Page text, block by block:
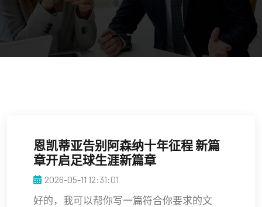
恩凯蒂亚告别阿森纳十年征程 新篇
章开启足球生涯新篇章
2026-05-11 12:31:01
好的，我可以帮你写一篇符合你要求的文